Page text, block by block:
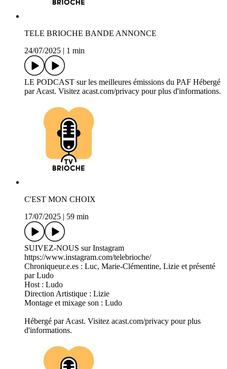
TELE BRIOCHE BANDE ANNONCE
24/07/2025
1 min
LE PODCAST sur les meilleures émissions du PAF Hébergé
par Acast. Visitez acast.com/privacy pour plus d'informations.
C'EST MON CHOIX
17/07/2025
59 min
SUIVEZ-NOUS sur Instagram
https://www.instagram.com/telebrioche/
Chroniqueur.e.es : Luc, Marie-Clémentine, Lizie et présenté
par Ludo
Host : Ludo
Direction Artistique : Lizie
Montage et mixage son : Ludo
Hébergé par Acast. Visitez acast.com/privacy pour plus
d'informations.